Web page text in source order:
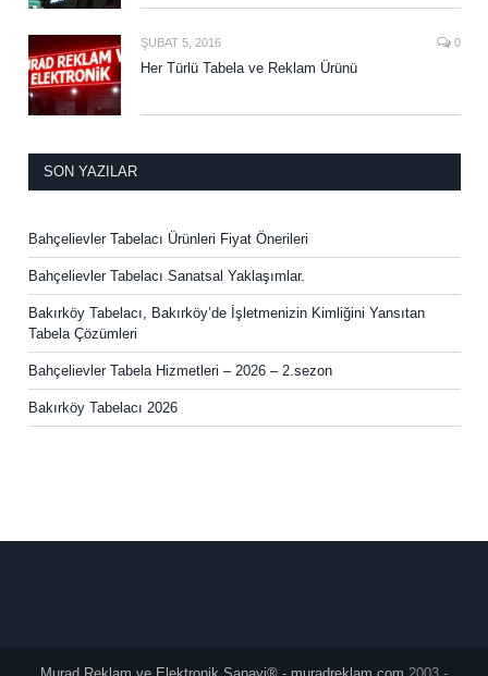
ŞUBAT 5, 2016 0
Her Türlü Tabela ve Reklam Ürünü
SON YAZILAR
Bahçelievler Tabelacı Ürünleri Fiyat Önerileri
Bahçelievler Tabelacı Sanatsal Yaklaşımlar.
Bakırköy Tabelacı, Bakırköy’de İşletmenizin Kimliğini Yansıtan
Tabela Çözümleri
Bahçelievler Tabela Hizmetleri – 2026 – 2.sezon
Bakırköy Tabelacı 2026